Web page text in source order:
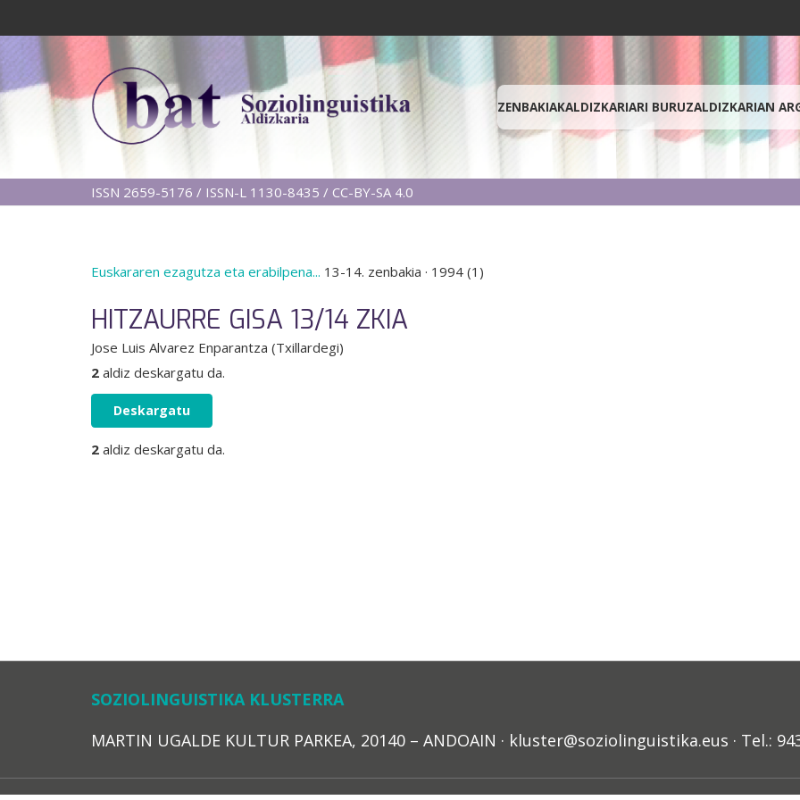
ZENBAKIAKALDIZKARIARI BURUZALDIZKARIAN
ISSN 2659-5176 / ISSN-L 1130-8435 / CC-BY-SA 4.0
Euskararen ezagutza eta erabilpena... 13-14. zenbakia · 1994 (1)
HITZAURRE GISA 13/14 ZKIA
Jose Luis Alvarez Enparantza (Txillardegi)
2 aldiz deskargatu da.
Deskargatu
2 aldiz deskargatu da.
SOZIOLINGUISTIKA KLUSTERRA
MARTIN UGALDE KULTUR PARKEA, 20140 – ANDOAIN · kluster@soziolinguistika.eus · Tel.: